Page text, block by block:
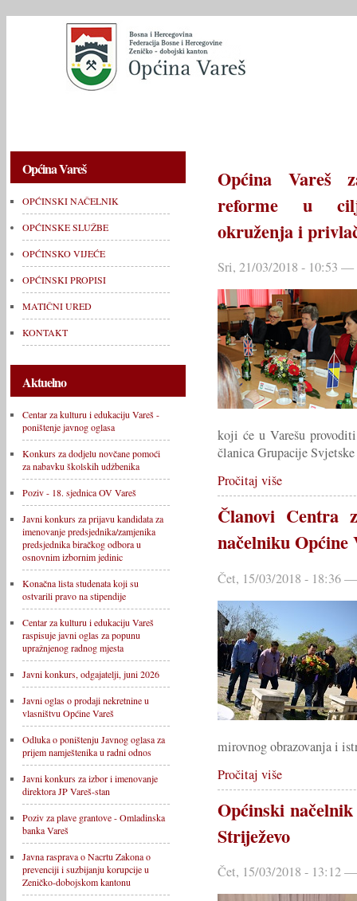
Općina Vareš
OPĆINSKI NAČELNIK
OPĆINSKE SLUŽBE
OPĆINSKO VIJEĆE
OPĆINSKI PROPISI
MATIČNI URED
KONTAKT
Aktuelno
Centar za kulturu i edukaciju Vareš -
poništenje javnog oglasa
Konkurs za dodjelu novčane pomoći
za nabavku školskih udžbenika
Poziv - 18. sjednica OV Vareš
Javni konkurs za prijavu kandidata za
imenovanje predsjednika/zamjenika
predsjednika biračkog odbora u
osnovnim izbornim jedinic
Konačna lista studenata koji su
ostvarili pravo na stipendije
Centar za kulturu i edukaciju Vareš
raspisuje javni oglas za popunu
upražnjenog radnog mjesta
Javni konkurs, odgajatelji, juni 2026
Javni oglas o prodaji nekretnine u
vlasništvu Općine Vareš
Odluka o poništenju Javnog oglasa za
prijem namještenika u radni odnos
Javni konkurs za izbor i imenovanje
direktora JP Vareš-stan
Poziv za plave grantove - Omladinska
banka Vareš
Javna rasprava o Nacrtu Zakona o
prevenciji i suzbijanju korupcije u
Zeničko-dobojskom kantonu
Općina Vareš
reforme u
okruženja i
Sri, 21/03/2018 - 10:53
koji će u Varešu
članica Grupacije
Pročitaj više
Članovi Centra
načelniku Općine
Čet, 15/03/2018 - 18:36
mirovnog obrazovanja i
Pročitaj više
Općinski
Striježevo
Čet, 15/03/2018 - 13:12